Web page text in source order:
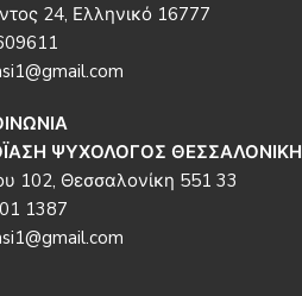
24, Ελληνικό 16777
ΨΥΧΟΛΟΓΟΣ ΘΕΣΣΑΛΟΝΙΚΗ
102, Θεσσαλονίκη 551 33
1387